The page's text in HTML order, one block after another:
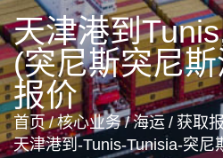
天津港到
(突尼斯突尼
报价
首页 / 核心业务 / 海运 / 获取
天津港到-Tunis-Tunisia-突尼